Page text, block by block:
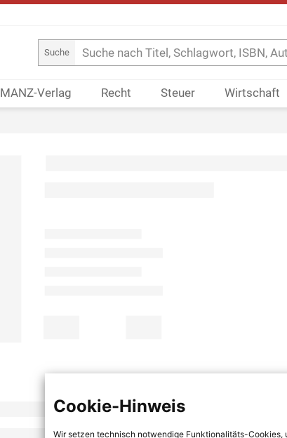
Suche
MANZ-Verlag Recht Steuer Wirtschaft
Cookie-Hinweis
Wir setzen technisch notwendige Funktionalitäts-Cookies,